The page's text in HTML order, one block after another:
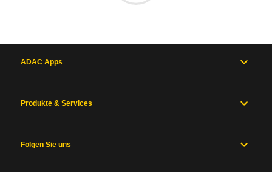
ADAC Apps
Produkte & Services
Folgen Sie uns